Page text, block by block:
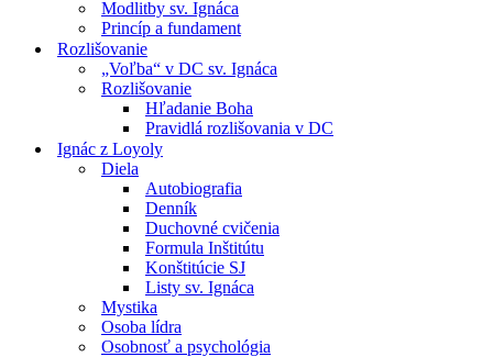
Modlitby sv. Ignáca
Princíp a fundament
Rozlišovanie
„Voľba“ v DC sv. Ignáca
Rozlišovanie
Hľadanie Boha
Pravidlá rozlišovania v DC
Ignác z Loyoly
Diela
Autobiografia
Denník
Duchovné cvičenia
Formula Inštitútu
Konštitúcie SJ
Listy sv. Ignáca
Mystika
Osoba lídra
Osobnosť a psychológia